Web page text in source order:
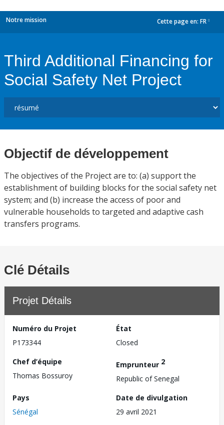
Notre mission Cette page en: FR
Third Additional Financing for
Social Safety Net Project
Objectif de développement
The objectives of the Project are to: (a) support the
establishment of building blocks for the social safety net
system; and (b) increase the access of poor and
vulnerable households to targeted and adaptive cash
transfers programs.
Clé Détails
Projet Détails
Numéro du Projet
P173344
État
Closed
Chef d’équipe
Thomas Bossuroy
Emprunteur 2
Republic of Senegal
Pays
Sénégal
Date de divulgation
29 avril 2021